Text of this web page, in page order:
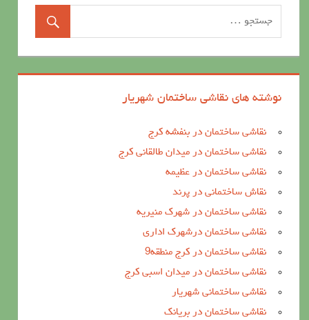
نوشته های نقاشی ساختمان شهریار
نقاشی ساختمان در بنفشه کرج
نقاشی ساختمان در میدان طالقانی کرج
نقاشی ساختمان در عظیمه
نقاش ساختمانی در پرند
نقاشی ساختمان در شهرک منیریه
نقاشی ساختمان درشهرک اداری
نقاشی ساختمان در کرج منطقه9
نقاشی ساختمان در میدان اسبی کرج
نقاشی ساختمانی شهریار
نقاشی ساختمان در بریانک